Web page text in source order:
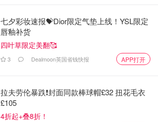
七夕彩妆速报💝Dior限定气垫上线！YSL限定
唇釉补货
四叶草限定美翻🥰
3 Dealmoon英国省钱快报 APP打开
拉夫劳伦暴跌❗️封面同款棒球帽£32 扭花毛衣
£105
4折起+叠8折！